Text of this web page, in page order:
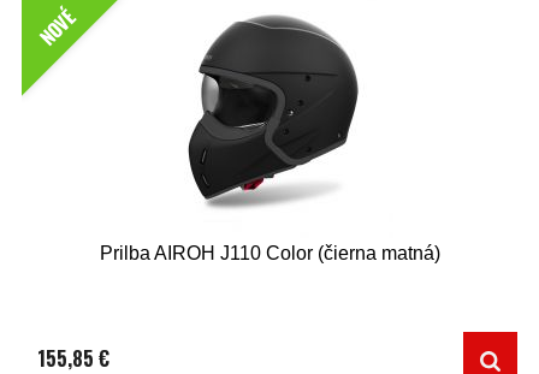
NOVÉ
Prilba AIROH J110 Color (čierna matná)
155,85 €